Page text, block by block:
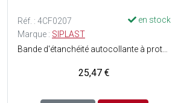
Réf. : 4CF0207
en stock
Marque : SIPLAST
25,47 €